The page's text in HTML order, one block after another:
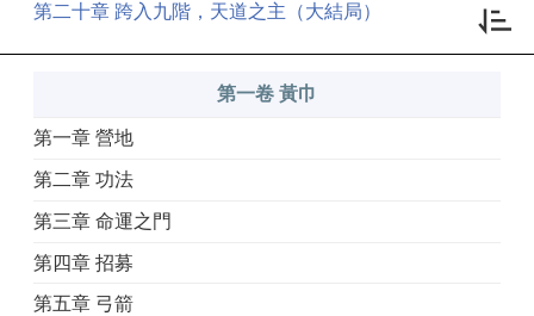
第二十章 跨入九階，天道之主（大結局）
第一卷 黃巾
第一章 營地
第二章 功法
第三章 命運之門
第四章 招募
第五章 弓箭